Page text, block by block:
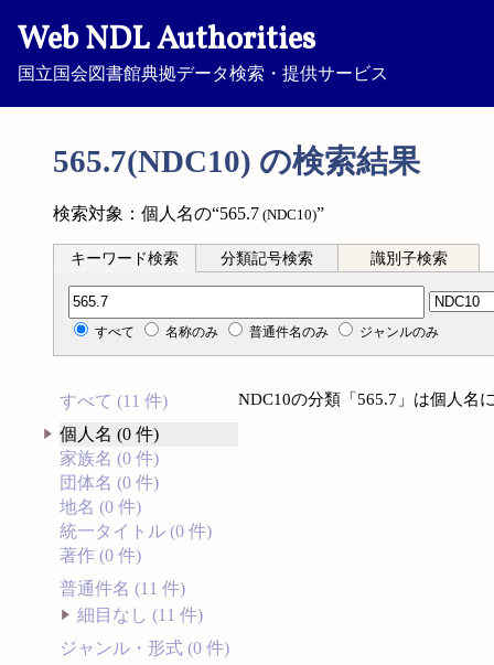
Web NDL Authorities
国立国会図書館典拠データ検索・提供サービス
565.7(NDC10) の検索結果
検索対象：個人名の“565.7 (NDC10)”
キーワード検索 分類記号検索 識別子検索
分類記号検索
すべて 名称のみ 普通件名のみ ジャンルのみ
すべて (11 件)
個人名 (0 件)
家族名 (0 件)
団体名 (0 件)
地名 (0 件)
統一タイトル (0 件)
著作 (0 件)
普通件名 (11 件)
細目なし (11 件)
ジャンル・形式 (0 件)
NDC10の分類「565.7」は個人名